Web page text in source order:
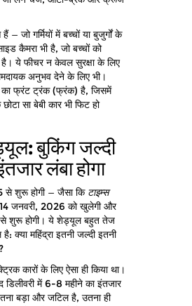
जो गर्मियों में बच्चों या बुजुर्गों के
कैमरा भी है, जो बच्चों को
ये फीचर न केवल सुरक्षा के लिए
अनुभव देने के लिए भी।
फ्रंट ट्रंक (फ्रंक) है, जिसमें
सा बेबी कार भी फिट हो
बुकिंग जल्दी
लंबा होगा
से शुरू होगी — जैसा कि टाइम्स
जनवरी, 2026 को खुलेगी और
से शुरू होगी। ये शेड्यूल बहुत तेज
क्या महिंद्रा इतनी जल्दी इतनी
कारों के लिए ऐसा ही किया था।
में 6-8 महीने का इंतजार
बड़ा और जटिल है, उतना ही